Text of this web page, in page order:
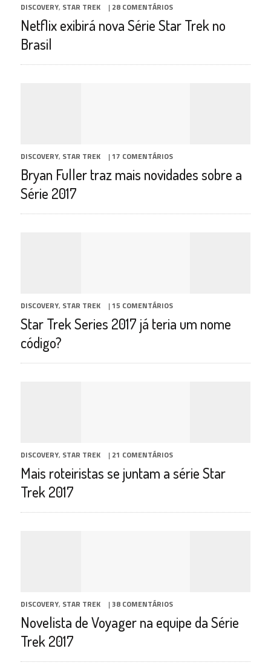
DISCOVERY, STAR TREK | 28 COMENTÁRIOS
Netflix exibirá nova Série Star Trek no
Brasil
DISCOVERY, STAR TREK | 17 COMENTÁRIOS
Bryan Fuller traz mais novidades sobre a
Série 2017
DISCOVERY, STAR TREK | 15 COMENTÁRIOS
Star Trek Series 2017 já teria um nome
código?
DISCOVERY, STAR TREK | 21 COMENTÁRIOS
Mais roteiristas se juntam a série Star
Trek 2017
DISCOVERY, STAR TREK | 38 COMENTÁRIOS
Novelista de Voyager na equipe da Série
Trek 2017